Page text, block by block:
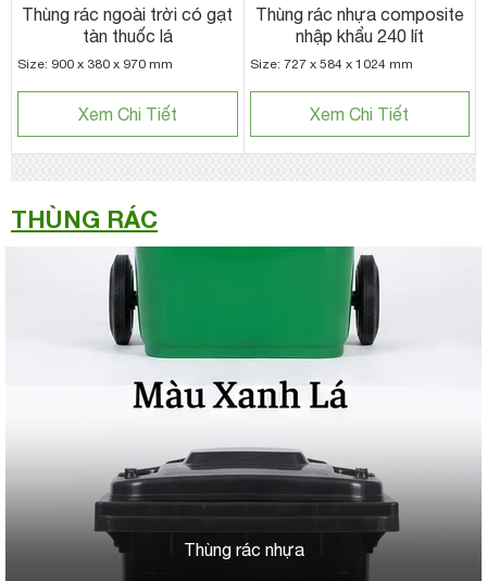
Thùng rác ngoài trời có gạt
tàn thuốc lá
Size: 900 x 380 x 970 mm
Xem Chi Tiết
Thùng rác nhựa composite
nhập khẩu 240 lít
Size: 727 x 584 x 1024 mm
Xem Chi Tiết
THÙNG RÁC
Thùng rác nhựa